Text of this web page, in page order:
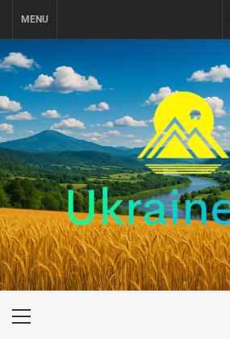
MENU
UKRAINE-IS
ПУТЕШЕСТВИЕ ПО УКРАИНЕ
Primary